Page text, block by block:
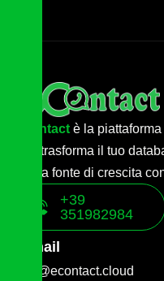
econtact è la
che trasforma il tuo
a una fonte di crescita
+39
351982984
E-mail
info@econtact.cloud